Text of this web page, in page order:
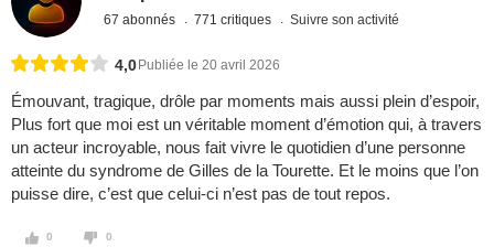
67 abonnés 771 critiques Suivre son activité
4,0 Publiée le 20 avril 2026
Émouvant, tragique, drôle par moments mais aussi plein d’espoir,
Plus fort que moi est un véritable moment d’émotion qui, à travers
un acteur incroyable, nous fait vivre le quotidien d’une personne
atteinte du syndrome de Gilles de la Tourette. Et le moins que l’on
puisse dire, c’est que celui-ci n’est pas de tout repos.
0 0